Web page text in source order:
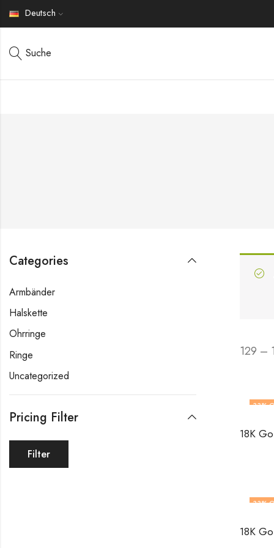
Deutsch
Suche
129 –
33%
33%
Categories
Armbänder
Halskette
Ohrringe
Ringe
Uncategorized
Pricing Filter
Filter